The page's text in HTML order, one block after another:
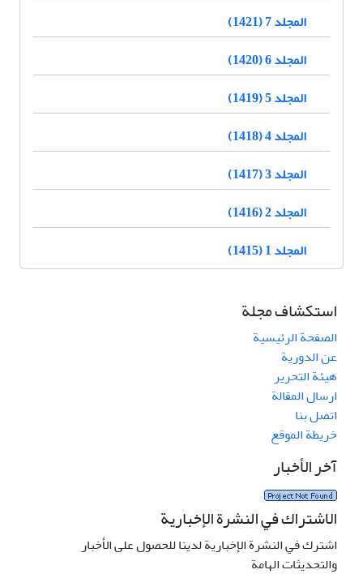
المجلد 7 (1421)
المجلد 6 (1420)
المجلد 5 (1419)
المجلد 4 (1418)
المجلد 3 (1417)
المجلد 2 (1416)
المجلد 1 (1415)
استكشاف مجلة
الصفحة الرئيسية
عن الدورية
هيئة التحرير
ارسال المقالة
اتصل بنا
خريطة الموقع
آخر الأخبار
الاشتراك في النشرة الإخبارية
اشترك في النشرة الإخبارية لدينا للحصول على الأخبار
والتحديثات الهامة